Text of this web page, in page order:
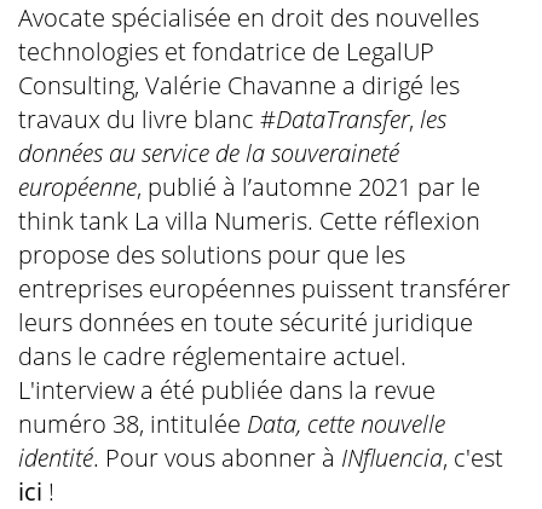
Avocate spécialisée en droit des nouvelles
technologies et fondatrice de LegalUP
Consulting, Valérie Chavanne a dirigé les
travaux du livre blanc #DataTransfer, les
données au service de la souveraineté
européenne, publié à l’automne 2021 par le
think tank La villa Numeris. Cette réflexion
propose des solutions pour que les
entreprises européennes puissent transférer
leurs données en toute sécurité juridique
dans le cadre réglementaire actuel.
L'interview a été publiée dans la revue
numéro 38, intitulée Data, cette nouvelle
identité. Pour vous abonner à INfluencia, c'est
ici !